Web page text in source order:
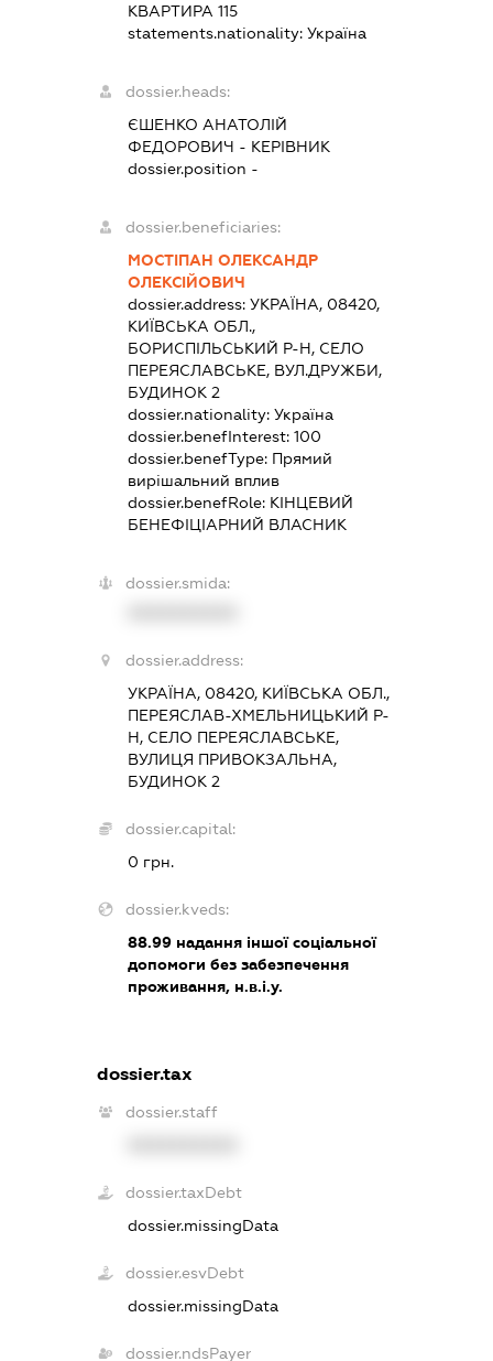
КВАРТИРА 115
statements.nationality: Україна
dossier.heads:
ЄШЕНКО АНАТОЛІЙ
ФЕДОРОВИЧ - КЕРІВНИК
dossier.position -
dossier.beneficiaries:
МОСТІПАН ОЛЕКСАНДР
ОЛЕКСІЙОВИЧ
dossier.address: УКРАЇНА, 08420,
КИЇВСЬКА ОБЛ.,
БОРИСПІЛЬСЬКИЙ Р-Н, СЕЛО
ПЕРЕЯСЛАВСЬКЕ, ВУЛ.ДРУЖБИ,
БУДИНОК 2
dossier.nationality: Україна
dossier.benefInterest: 100
dossier.benefType: Прямий
вирішальний вплив
dossier.benefRole: КІНЦЕВИЙ
БЕНЕФІЦІАРНИЙ ВЛАСНИК
dossier.smida:
dossier.address:
УКРАЇНА, 08420, КИЇВСЬКА ОБЛ.,
ПЕРЕЯСЛАВ-ХМЕЛЬНИЦЬКИЙ Р-
Н, СЕЛО ПЕРЕЯСЛАВСЬКЕ,
ВУЛИЦЯ ПРИВОКЗАЛЬНА,
БУДИНОК 2
dossier.capital:
0 грн.
dossier.kveds:
88.99надання іншої соціальної
допомоги без забезпечення
проживання, н.в.і.у.
dossier.tax
dossier.staff
dossier.taxDebt
dossier.missingData
dossier.esvDebt
dossier.missingData
dossier.ndsPayer